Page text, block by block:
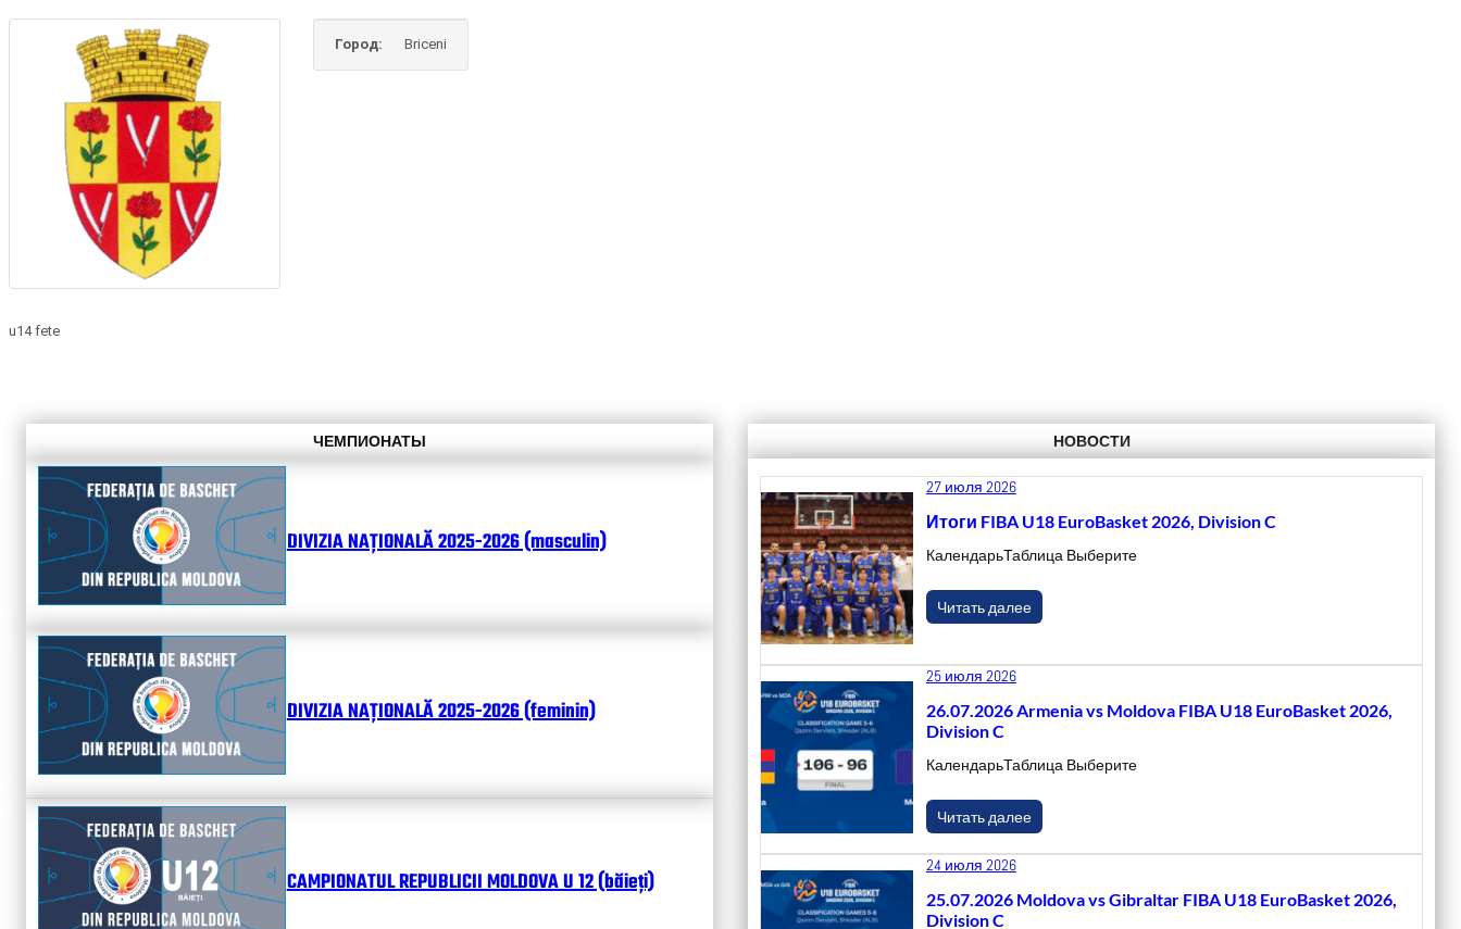
Город: Briceni
u14 fete
ЧЕМПИОНАТЫ
DIVIZIA NAȚIONALĂ 2025-2026 (masculin)
DIVIZIA NAȚIONALĂ 2025-2026 (feminin)
CAMPIONATUL REPUBLICII MOLDOVA U 12 (băieți)
НОВОСТИ
27 июля 2026
Итоги FIBA U18 EuroBasket 2026, Division C
КалендарьТаблица Выберите
Читать далее
25 июля 2026
26.07.2026 Armenia vs Moldova FIBA U18 EuroBasket 2026,
Division C
КалендарьТаблица Выберите
Читать далее
24 июля 2026
25.07.2026 Moldova vs Gibraltar FIBA U18 EuroBasket 2026,
Division C